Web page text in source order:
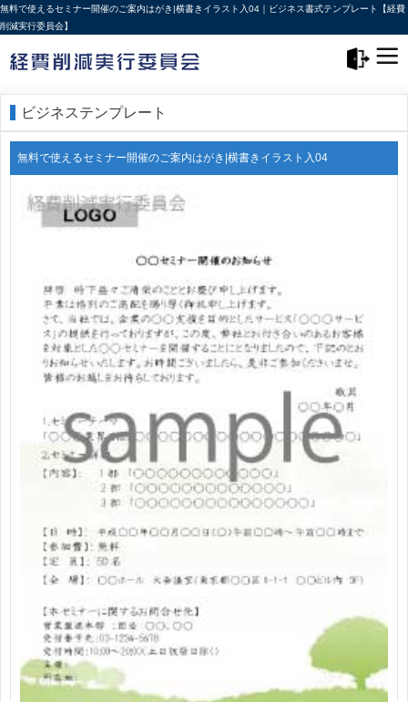
無料で使えるセミナー開催のご案内はがき|横書きイラスト入04｜ビジネス書式テンプレート【経費
削減実行委員会】
ビジネステンプレート
無料で使えるセミナー開催のご案内はがき|横書きイラスト入04